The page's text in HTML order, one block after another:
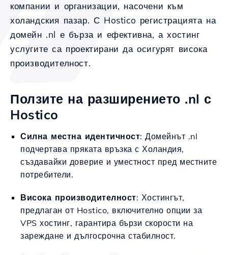
компании и организации, насочени към
холандския пазар. С Hostico регистрацията на
домейн .nl е бърза и ефективна, а хостинг
услугите са проектирани да осигурят висока
производителност.
Ползите на разширението .nl с
Hostico
Силна местна идентичност: Домейнът .nl
подчертава пряката връзка с Холандия,
създавайки доверие и уместност пред местните
потребители.
Висока производителност: Хостингът,
предлаган от Hostico, включително опции за
VPS хостинг, гарантира бързи скорости на
зареждане и дългосрочна стабилност.